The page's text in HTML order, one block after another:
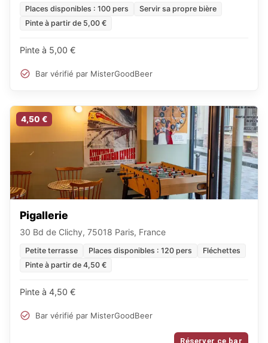
Places disponibles : 100 pers
Servir sa propre bière
Pinte à partir de 5,00 €
Pinte à 5,00 €
Bar vérifié par MisterGoodBeer
4,50 €
Pigallerie
30 Bd de Clichy, 75018 Paris, France
Petite terrasse Places disponibles : 120 pers
Fléchettes
Pinte à partir de 4,50 €
Pinte à 4,50 €
Bar vérifié par MisterGoodBeer
Réserver ce bar